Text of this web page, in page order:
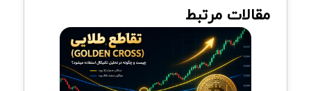
مقالات مرتبط